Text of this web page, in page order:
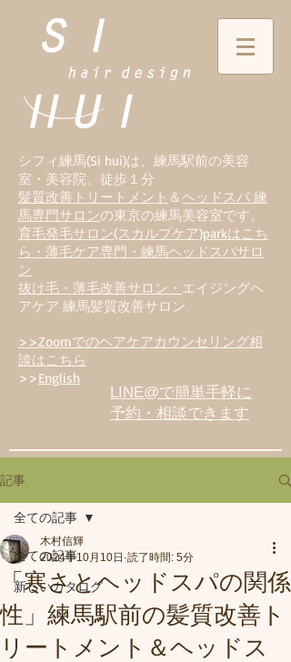
シフィ練馬(Si hui)は、 練馬駅前の美容
室・美容院、徒歩１分
髪質改善トリートメント ＆ヘッドスパ 練
馬専門サロンの東京の練馬美容室です。
育毛発毛サロン(スカルプケア)parkはこち
ら・薄毛ケア専門・練馬ヘッドスパサロ
ン
抜け毛・薄毛改善サロン・ エイジングヘ
アケア 練馬髪質改善サロン
>>Zoomでのヘアケアカウンセリング相
談はこちら
>>English
LINE@で簡単手軽に
予約・相談できます
記事
全ての記事
新しいカタログ
全ての記事
「寒さとヘッドスパの関係
性」練馬駅前の髪質改善ト
リートメント＆ヘッドス
木村信輝
2024年10月10日 読了時間: 5分